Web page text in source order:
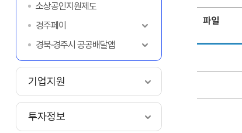
소상공인지원제도
경주페이
경북·경주시 공공배달앱
기업지원
투자정보
파일